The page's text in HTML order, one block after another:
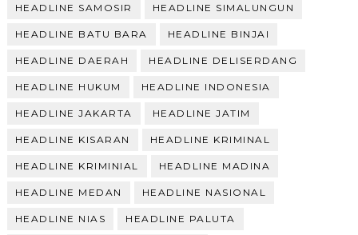
HEADLINE SAMOSIR HEADLINE SIMALUNGUN
HEADLINE BATU BARA HEADLINE BINJAI
HEADLINE DAERAH HEADLINE DELISERDANG
HEADLINE HUKUM HEADLINE INDONESIA
HEADLINE JAKARTA HEADLINE JATIM
HEADLINE KISARAN HEADLINE KRIMINAL
HEADLINE KRIMINIAL HEADLINE MADINA
HEADLINE MEDAN HEADLINE NASIONAL
HEADLINE NIAS HEADLINE PALUTA